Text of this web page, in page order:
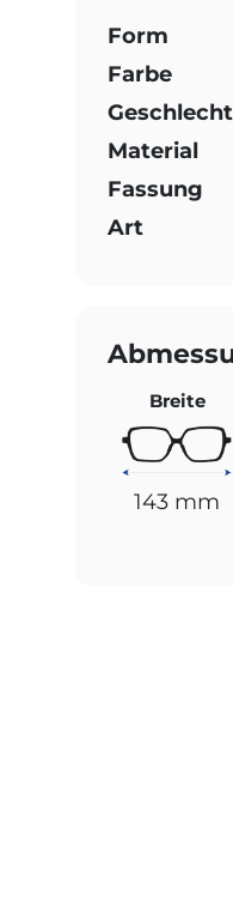
Form
Farbe
Geschlecht
Material
Fassung
Art
Breite
143 mm